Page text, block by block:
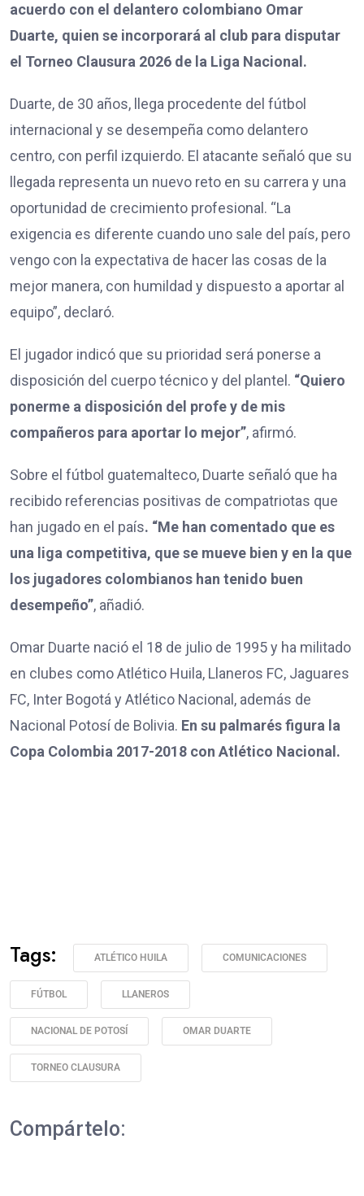
acuerdo con el delantero colombiano Omar
Duarte, quien se incorporará al club para disputar
el Torneo Clausura 2026 de la Liga Nacional.
Duarte, de 30 años, llega procedente del fútbol
internacional y se desempeña como delantero
centro, con perfil izquierdo. El atacante señaló que su
llegada representa un nuevo reto en su carrera y una
oportunidad de crecimiento profesional. “La
exigencia es diferente cuando uno sale del país, pero
vengo con la expectativa de hacer las cosas de la
mejor manera, con humildad y dispuesto a aportar al
equipo”, declaró.
El jugador indicó que su prioridad será ponerse a
disposición del cuerpo técnico y del plantel. “Quiero
ponerme a disposición del profe y de mis
compañeros para aportar lo mejor”, afirmó.
Sobre el fútbol guatemalteco, Duarte señaló que ha
recibido referencias positivas de compatriotas que
han jugado en el país. “Me han comentado que es
una liga competitiva, que se mueve bien y en la que
los jugadores colombianos han tenido buen
desempeño”, añadió.
Omar Duarte nació el 18 de julio de 1995 y ha militado
en clubes como Atlético Huila, Llaneros FC, Jaguares
FC, Inter Bogotá y Atlético Nacional, además de
Nacional Potosí de Bolivia. En su palmarés figura la
Copa Colombia 2017-2018 con Atlético Nacional.
Tags: ATLÉTICO HUILA COMUNICACIONES
FÚTBOL LLANEROS
NACIONAL DE POTOSÍ OMAR DUARTE
TORNEO CLAUSURA
Compártelo: